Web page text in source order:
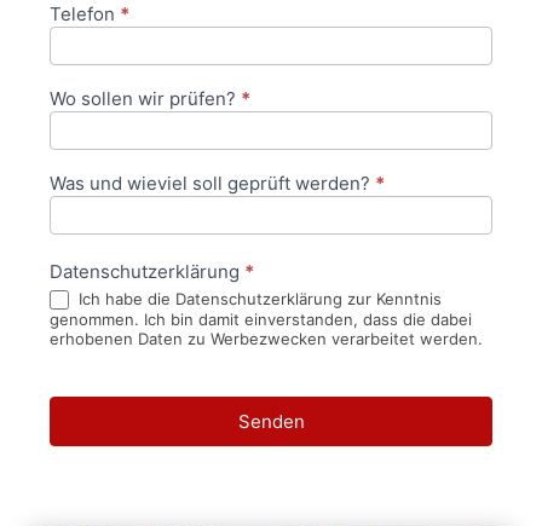
Telefon *
Wo sollen wir prüfen? *
Was und wieviel soll geprüft werden? *
Datenschutzerklärung *
Ich habe die Datenschutzerklärung zur Kenntnis
genommen. Ich bin damit einverstanden, dass die dabei
erhobenen Daten zu Werbezwecken verarbeitet werden.
Senden